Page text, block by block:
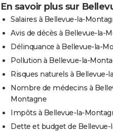
En savoir plus sur
Salaires à Bellevue-la-
Avis de décès à Bellevue-la-
Délinquance à Bellevue-la-
Pollution à Bellevue-la-
Risques naturels à Bellevue-
Nombre de médecins à
Montagne
Impôts à Bellevue-la-
Dette et budget de Bellevue-